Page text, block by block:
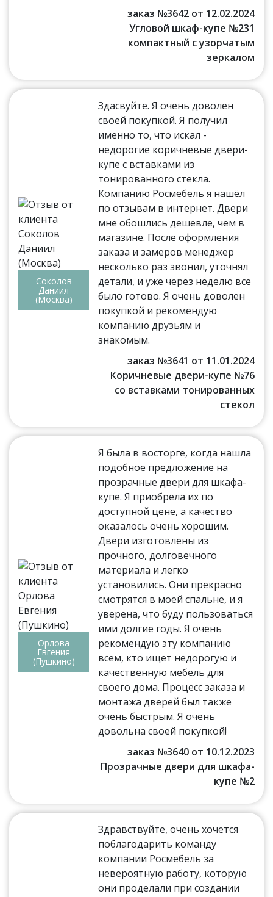
заказ №3642 от 12.02.2024
Угловой шкаф-купе №231
компактный с узорчатым
зеркалом
Соколов
Даниил
(Москва)
Здасвуйте. Я очень доволен
своей покупкой. Я получил
именно то, что искал -
недорогие коричневые двери-
купе с вставками из
тонированного стекла.
Компанию Росмебель я нашёл
по отзывам в интернет. Двери
мне обошлись дешевле, чем в
магазине. После оформления
заказа и замеров менеджер
несколько раз звонил, уточнял
детали, и уже через неделю всё
было готово. Я очень доволен
покупкой и рекомендую
компанию друзьям и
знакомым.
заказ №3641 от 11.01.2024
Коричневые двери-купе №76
со вставками тонированных
стекол
Орлова
Евгения
(Пушкино)
Я была в восторге, когда нашла
подобное предложение на
прозрачные двери для шкафа-
купе. Я приобрела их по
доступной цене, а качество
оказалось очень хорошим.
Двери изготовлены из
прочного, долговечного
материала и легко
установились. Они прекрасно
смотрятся в моей спальне, и я
уверена, что буду пользоваться
ими долгие годы. Я очень
рекомендую эту компанию
всем, кто ищет недорогую и
качественную мебель для
своего дома. Процесс заказа и
монтажа дверей был также
очень быстрым. Я очень
довольна своей покупкой!
заказ №3640 от 10.12.2023
Прозрачные двери для шкафа-
купе №2
Здравствуйте, очень хочется
поблагодарить команду
компании Росмебель за
невероятную работу, которую
они проделали при создании